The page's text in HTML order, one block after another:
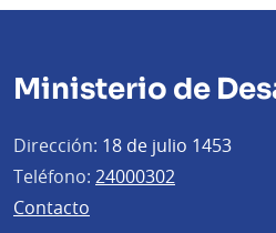
Ministerio de
Dirección: 18 de julio 1453
Teléfono: 24000302
Contacto